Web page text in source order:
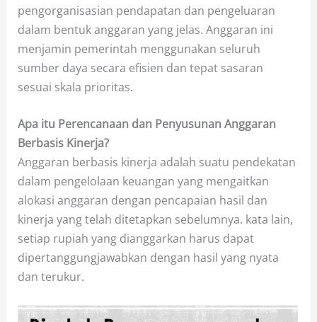
pengorganisasian pendapatan dan pengeluaran
dalam bentuk anggaran yang jelas. Anggaran ini
menjamin pemerintah menggunakan seluruh
sumber daya secara efisien dan tepat sasaran
sesuai skala prioritas.
Apa itu Perencanaan dan Penyusunan Anggaran
Berbasis Kinerja?
Anggaran berbasis kinerja adalah suatu pendekatan
dalam pengelolaan keuangan yang mengaitkan
alokasi anggaran dengan pencapaian hasil dan
kinerja yang telah ditetapkan sebelumnya. kata lain,
setiap rupiah yang dianggarkan harus dapat
dipertanggungjawabkan dengan hasil yang nyata
dan terukur.